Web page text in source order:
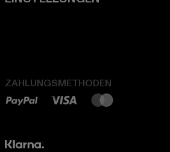
ZAHLUNGSMETHODEN